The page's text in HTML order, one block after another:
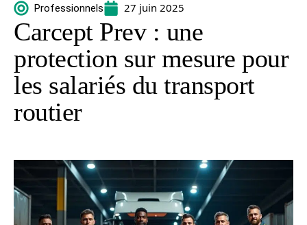
Professionnels 27 juin 2025
Carcept Prev : une
protection sur mesure pour
les salariés du transport
routier